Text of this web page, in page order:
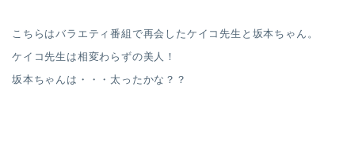
こちらはバラエティ番組で再会したケイコ先生と坂本ちゃん。
ケイコ先生は相変わらずの美人！
坂本ちゃんは・・・太ったかな？？